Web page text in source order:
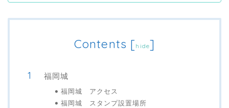
Contents [hide]
福岡城
福岡城 アクセス
福岡城 スタンプ設置場所